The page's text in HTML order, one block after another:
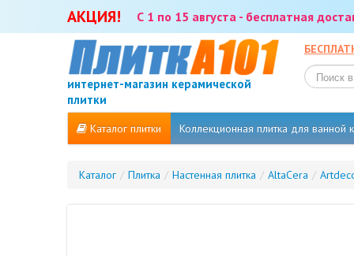
АКЦИЯ! С 1 по 15 августа - бесплатная
интернет-магазин керамической
плитки
Каталог плитки Коллекционная плитка для ванной
Каталог / Плитка / Настенная плитка / AltaCera /